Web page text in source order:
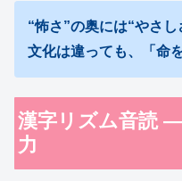
“怖さ”の奥には“やさし
文化は違っても、「命
漢字リズム音読
力